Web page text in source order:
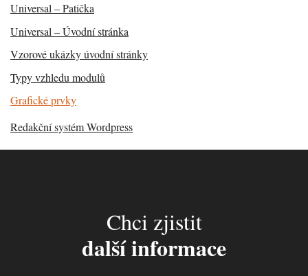
Universal – Patička
Universal – Úvodní stránka
Vzorové ukázky úvodní stránky
Typy vzhledu modulů
Grafické prvky
Redakční systém Wordpress
Chci zjistit
další informace